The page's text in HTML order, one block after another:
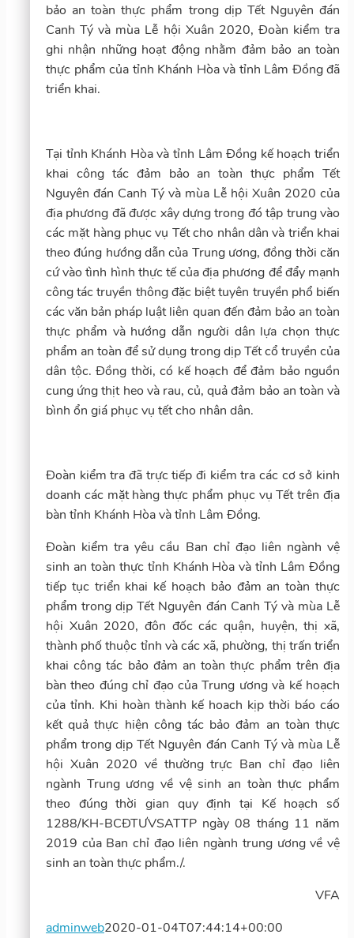
bảo an toàn thực phẩm trong dịp Tết Nguyên đán
Canh Tý và mùa Lễ hội Xuân 2020, Đoàn kiểm tra
ghi nhận những hoạt động nhằm đảm bảo an toàn
thực phẩm của tỉnh Khánh Hòa và tỉnh Lâm Đồng đã
triển khai.
Tại tỉnh Khánh Hòa và tỉnh Lâm Đồng kế hoạch triển
khai công tác đảm bảo an toàn thực phẩm Tết
Nguyên đán Canh Tý và mùa Lễ hội Xuân 2020 của
địa phương đã được xây dựng trong đó tập trung vào
các mặt hàng phục vụ Tết cho nhân dân và triển khai
theo đúng hướng dẫn của Trung ương, đồng thời căn
cứ vào tình hình thực tế của địa phương để đẩy mạnh
công tác truyền thông đặc biệt tuyên truyền phổ biến
các văn bản pháp luật liên quan đến đảm bảo an toàn
thực phẩm và hướng dẫn người dân lựa chọn thực
phẩm an toàn để sử dụng trong dịp Tết cổ truyền của
dân tộc. Đồng thời, có kế hoạch để đảm bảo nguồn
cung ứng thịt heo và rau, củ, quả đảm bảo an toàn và
bình ổn giá phục vụ tết cho nhân dân.
Đoàn kiểm tra đã trực tiếp đi kiểm tra các cơ sở kinh
doanh các mặt hàng thực phẩm phục vụ Tết trên địa
bàn tỉnh Khánh Hòa và tỉnh Lâm Đồng.
Đoàn kiểm tra yêu cầu Ban chỉ đạo liên ngành vệ
sinh an toàn thực tỉnh Khánh Hòa và tỉnh Lâm Đồng
tiếp tục triển khai kế hoạch bảo đảm an toàn thực
phẩm trong dịp Tết Nguyên đán Canh Tý và mùa Lễ
hội Xuân 2020, đôn đốc các quận, huyện, thị xã,
thành phố thuộc tỉnh và các xã, phường, thị trấn triển
khai công tác bảo đảm an toàn thực phẩm trên địa
bàn theo đúng chỉ đạo của Trung ương và kế hoạch
của tỉnh. Khi hoàn thành kế hoach kịp thời báo cáo
kết quả thực hiện công tác bảo đảm an toàn thực
phẩm trong dịp Tết Nguyên đán Canh Tý và mùa Lễ
hội Xuân 2020 về thường trực Ban chỉ đạo liên
ngành Trung ương về vệ sinh an toàn thực phẩm
theo đúng thời gian quy định tại Kế hoạch số
1288/KH-BCĐTƯVSATTP ngày 08 tháng 11 năm
2019 của Ban chỉ đạo liên ngành trung ương về vệ
sinh an toàn thực phẩm./.
VFA
adminweb2020-01-04T07:44:14+00:00